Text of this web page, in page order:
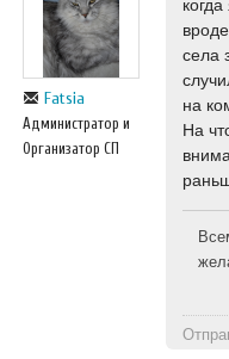
Fatsia
Администратор и
Организатор СП
села
на
На